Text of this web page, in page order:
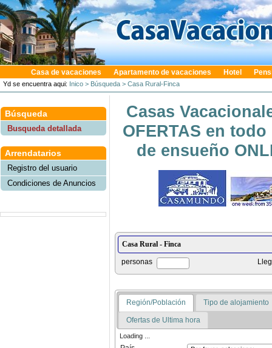
Casa de vacaciones Apartamento de vacaciones Hotel
Yd se encuentra aqui: Inico > Búsqueda > Casa Rural-Finca
Búsqueda
Busqueda detallada
Arrendatarios
Registro del usuario
Condiciones de Anuncios
Casas
OFERTAS en
de ensueño
personas
Región/Población Tipo de alojamiento
Ofertas de Ultima hora
Loading ...